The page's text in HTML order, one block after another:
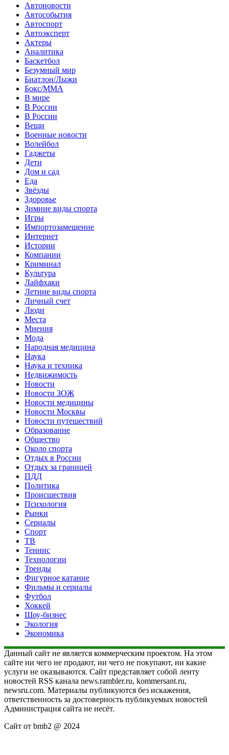
Автоновости
Автособытия
Автоспорт
Автоэксперт
Актеры
Аналитика
Баскетбол
Безумный мир
Биатлон/Лыжи
Бокс/MMA
В мире
В России
В России
Вещи
Военные новости
Волейбол
Гаджеты
Дети
Дом и сад
Еда
Звёзды
Здоровье
Зимние виды спорта
Игры
Импортозамещение
Интернет
Истории
Компании
Криминал
Культура
Лайфхаки
Летние виды спорта
Личный счет
Люди
Места
Мнения
Мода
Народная медицина
Наука
Наука и техника
Недвижимость
Новости
Новости ЗОЖ
Новости медицины
Новости Москвы
Новости путешествий
Образование
Общество
Около спорта
Отдых в России
Отдых за границей
ПДД
Политика
Происшествия
Психология
Рынки
Сериалы
Спорт
ТВ
Теннис
Технологии
Тренды
Фигурное катание
Фильмы и сериалы
Футбол
Хоккей
Шоу-бизнес
Экология
Экономика
Данный сайт не является коммерческим проектом. На этом
сайте ни чего не продают, ни чего не покупают, ни какие
услуги не оказываются. Сайт представляет собой ленту
новостей RSS канала news.rambler.ru, kommersant.ru,
newsru.com. Материалы публикуются без искажения,
ответственность за достоверность публикуемых новостей
Администрация сайта не несёт.
Сайт от bmb2 @ 2024